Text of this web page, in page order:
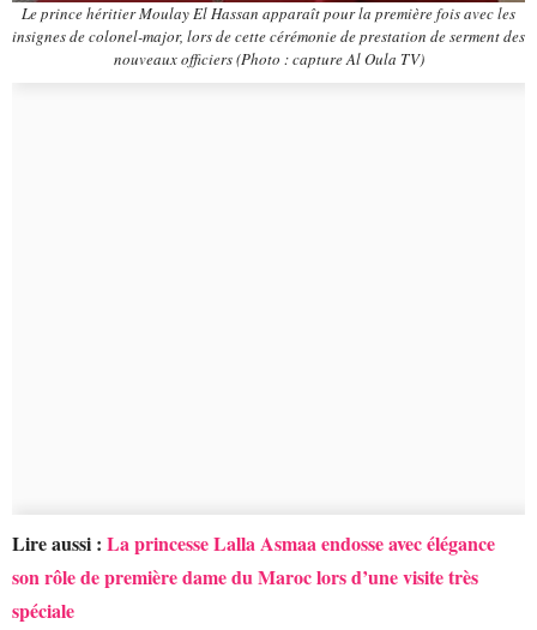
Le prince héritier Moulay El Hassan apparaît pour la première fois avec les
insignes de colonel-major, lors de cette cérémonie de prestation de serment des
nouveaux officiers (Photo : capture Al Oula TV)
Lire aussi : La princesse Lalla Asmaa endosse avec élégance
son rôle de première dame du Maroc lors d’une visite très
spéciale